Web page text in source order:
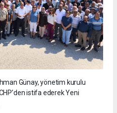
Günay, yönetim kurulu
istifa ederek Yeni